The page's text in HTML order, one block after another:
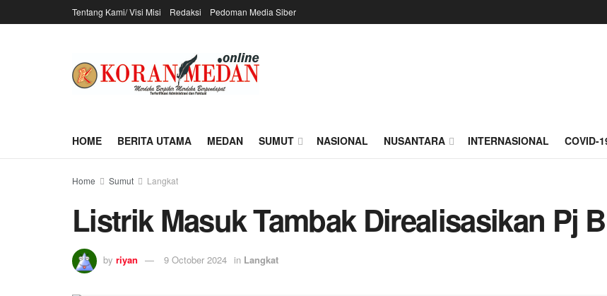
Tentang Kami/ Visi Misi Redaksi Pedoman Media Siber
HOME BERITA UTAMA MEDAN SUMUT NASIONAL NUSANTARA INTERNASIONAL COVID-
Home Sumut Langkat
Listrik Masuk Tambak Direalisasikan Pj
by riyan 9 October 2024 in Langkat